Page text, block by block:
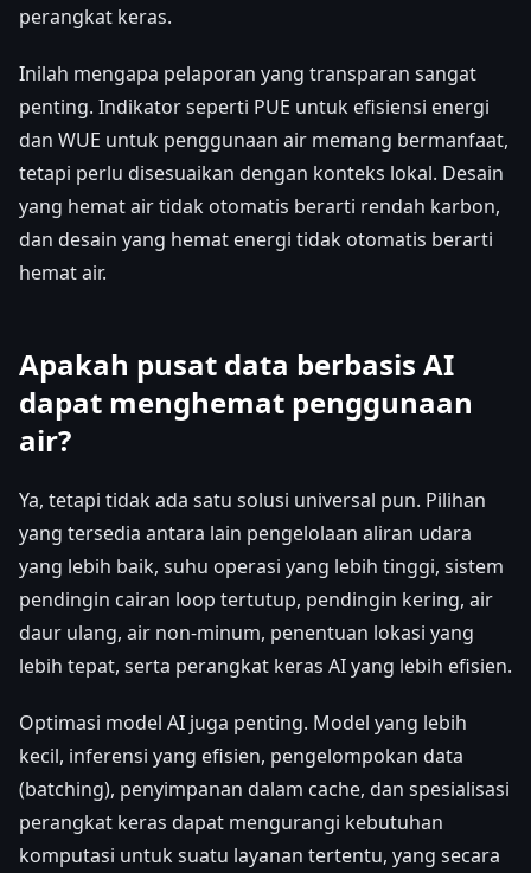
perangkat keras.
Inilah mengapa pelaporan yang transparan sangat
penting. Indikator seperti PUE untuk efisiensi energi
dan WUE untuk penggunaan air memang bermanfaat,
tetapi perlu disesuaikan dengan konteks lokal. Desain
yang hemat air tidak otomatis berarti rendah karbon,
dan desain yang hemat energi tidak otomatis berarti
hemat air.
Apakah pusat data berbasis AI
dapat menghemat penggunaan
air?
Ya, tetapi tidak ada satu solusi universal pun. Pilihan
yang tersedia antara lain pengelolaan aliran udara
yang lebih baik, suhu operasi yang lebih tinggi, sistem
pendingin cairan loop tertutup, pendingin kering, air
daur ulang, air non-minum, penentuan lokasi yang
lebih tepat, serta perangkat keras AI yang lebih efisien.
Optimasi model AI juga penting. Model yang lebih
kecil, inferensi yang efisien, pengelompokan data
(batching), penyimpanan dalam cache, dan spesialisasi
perangkat keras dapat mengurangi kebutuhan
komputasi untuk suatu layanan tertentu, yang secara